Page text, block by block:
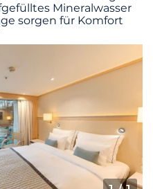
Mineralwasser
sorgen für Komfort